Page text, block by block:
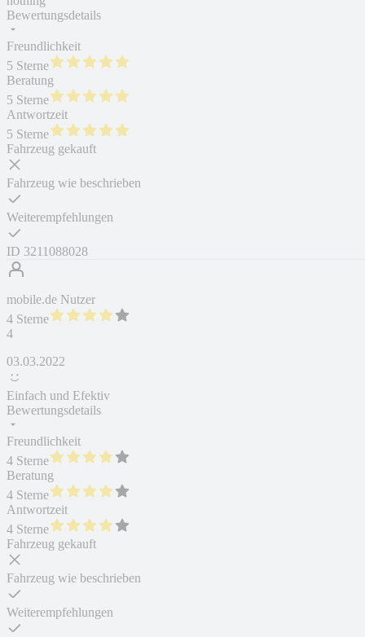
Bewertungsdetails
Freundlichkeit
5 Sterne
Beratung
5 Sterne
Antwortzeit
5 Sterne
Fahrzeug gekauft
Fahrzeug wie beschrieben
Weiterempfehlungen
ID 3211088028
mobile.de Nutzer
4 Sterne
4
03.03.2022
Einfach und Efektiv
Bewertungsdetails
Freundlichkeit
4 Sterne
Beratung
4 Sterne
Antwortzeit
4 Sterne
Fahrzeug gekauft
Fahrzeug wie beschrieben
Weiterempfehlungen